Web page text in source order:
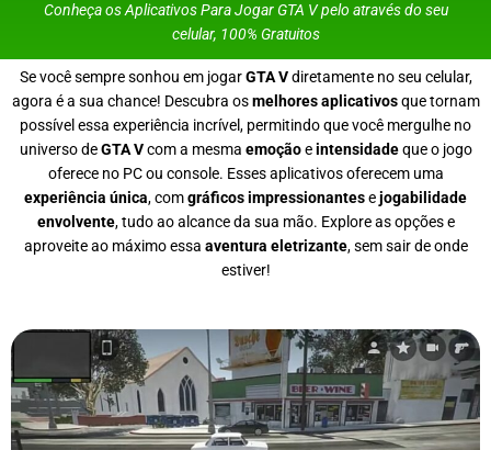
Conheça os Aplicativos Para Jogar GTA V pelo através do seu
celular, 100% Gratuitos
Se você sempre sonhou em jogarGTA Vdiretamente no seu celular,
agora é a sua chance! Descubra osmelhores aplicativosque tornam
possível essa experiência incrível, permitindo que você mergulhe no
universo deGTA Vcom a mesma emoçãoeintensidadeque o jogo
oferece no PC ou console. Esses aplicativos oferecem uma
experiência única, comgráficos impressionantesejogabilidade
envolvente, tudo ao alcance da sua mão. Explore as opções e
aproveite ao máximo essa aventura eletrizante, sem sair de onde
estiver!